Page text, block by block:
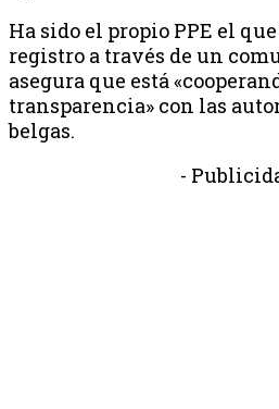
Ha sido el propio PPE el
registro a través de un
asegura que está
transparencia» con las
belgas.
-